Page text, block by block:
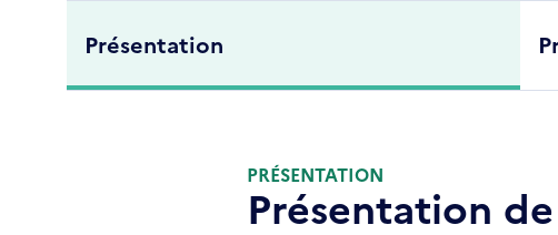
Présentation
PRÉSENTATION
Présentation